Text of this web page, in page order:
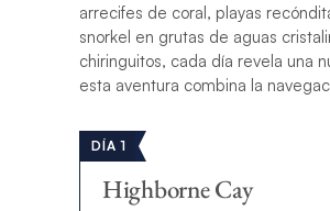
arrecifes de coral, playas
snorkel en grutas de aguas
chiringuitos, cada día revela una
esta aventura combina la
DÍA 1
Highborne Cay